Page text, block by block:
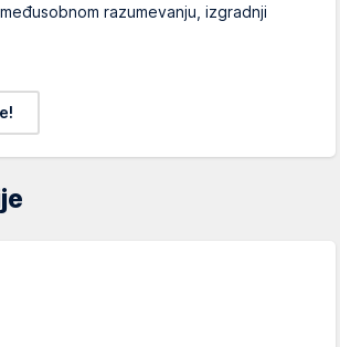
razumevanju, izgradnji